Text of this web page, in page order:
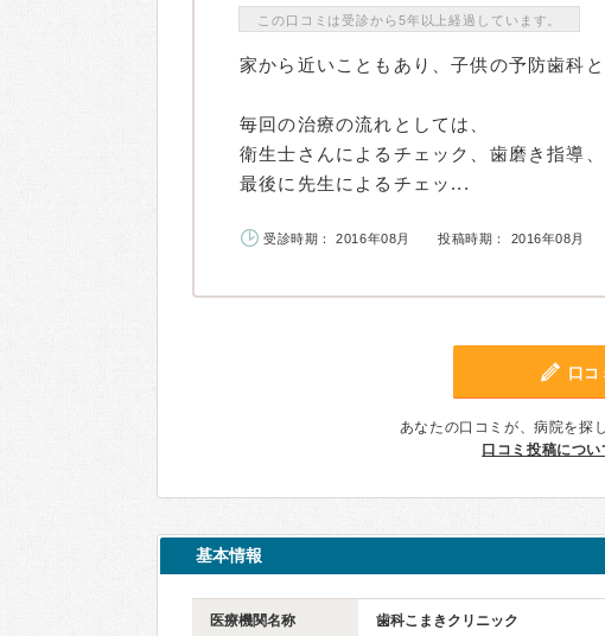
この口コミは受診から5年以上経過しています。
家から近いこともあり、子供の予防歯科
毎回の治療の流れとしては、
衛生士さんによるチェック、歯磨き指導
最後に先生によるチェッ...
受診時期： 2016年08月 投稿時期： 2016年08月
口コ
あなたの口コミが、病院を探
口コミ投稿につ
基本情報
医療機関名称 歯科こまきクリニック